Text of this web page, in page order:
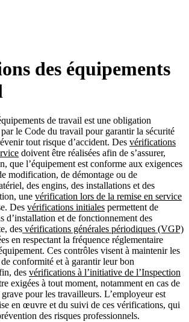
des équipements
de travail est une obligation
par le Code du travail pour garantir la sécurité
tout risque d’accident. Des vérifications
doivent être réalisées afin de s’assurer,
que l’équipement est conforme aux exigences
modification, de démontage ou de
des engins, des installations et des
une vérification lors de la remise en service
Des vérifications initiales permettent de
d’installation et de fonctionnement des
des vérifications générales périodiques (VGP)
en respectant la fréquence réglementaire
Ces contrôles visent à maintenir les
conformité et à garantir leur bon
des vérifications à l’initiative de l’Inspection
exigées à tout moment, notamment en cas de
pour les travailleurs. L’employeur est
en œuvre et du suivi de ces vérifications, qui
des risques professionnels.